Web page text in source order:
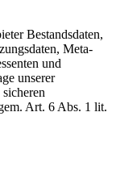
Bestandsdaten,
Meta-
und
unserer
Art. 6 Abs. 1 lit.